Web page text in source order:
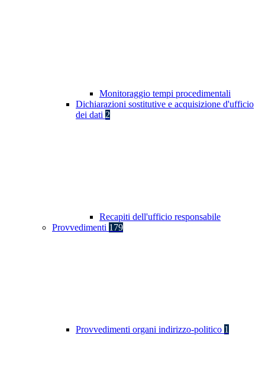
Monitoraggio tempi procedimentali
Dichiarazioni sostitutive e acquisizione d'ufficio
dei dati 2
Recapiti dell'ufficio responsabile
Provvedimenti 179
Provvedimenti organi indirizzo-politico 1